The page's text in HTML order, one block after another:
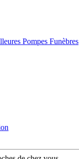
Pompes Funèbres